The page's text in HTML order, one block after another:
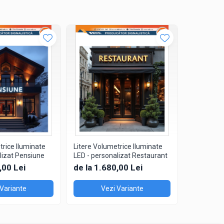
conforme și cabluri protejate.
în condiții perfecte la destinație.
moderne de branding.
Iluminate
Pensiune
Lei
Litere Volumetrice Iluminate
LED - personalizat Restaurant
de la 1.680,00 Lei
Vezi Variante